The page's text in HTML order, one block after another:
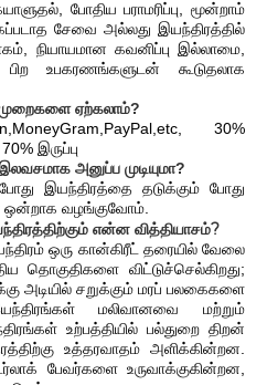
போதிய பராமரிப்பு, மூன்றாம்
சேவை அல்லது இயந்திரத்தில்
நியாயமான கவனிப்பு இல்லாமை,
உபகரணங்களுடன் கூடுதலாக
ஏற்கலாம்?
30%
இருப்பு
அனுப்ப முடியுமா?
இயந்திரத்தை தடுக்கும் போது
ஒன்றாக வழங்குவோம்.
என்ன வித்தியாசம்?
ஒரு கான்கிரீட் தரையில் வேலை
தொகுதிகளை விட்டுச்செல்கிறது;
அடியில் சறுக்கும் மரப் பலகைகளை
மலிவானவை மற்றும்
உற்பத்தியில் பல்துறை திறன்
உத்தரவாதம் அளிக்கின்றன.
பேவர்களை உருவாக்குகின்றன,